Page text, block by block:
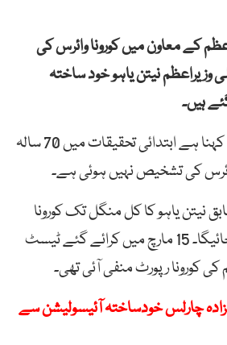
کے معاون میں کورونا وائرس کی
وزیراعظم نیتن یاہو خود ساختہ
ہیں۔
تاہم اسرائیلی حکام کا کہنا ہے ابتدائی تحقیقات میں 70 سالہ
کی تشخیص نہیں ہوئی ہے۔
نیتن یاہو کا کل منگل تک کورونا
وائرس کا ٹیسٹ کرایا جائیگا۔ 15 مارچ میں کرائے گئے ٹیسٹ
کی کورونا رپورٹ منفی آئی تھی۔
چارلس خودساختہ آئیسولیشن سے